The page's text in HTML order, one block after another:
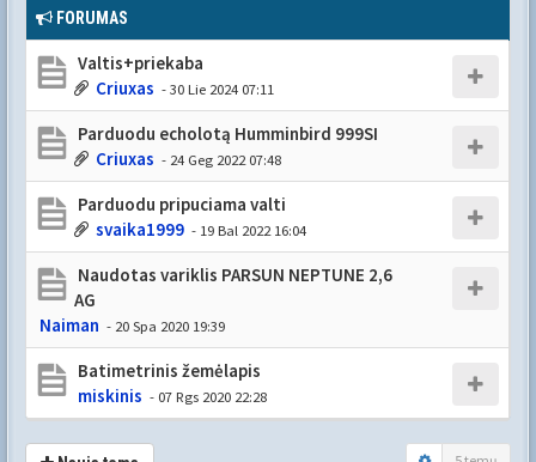
FORUMAS
Valtis+priekaba
Criuxas - 30 Lie 2024 07:11
Parduodu echolotą Humminbird 999SI
Criuxas - 24 Geg 2022 07:48
Parduodu pripuciama valti
svaika1999 - 19 Bal 2022 16:04
Naudotas variklis PARSUN NEPTUNE 2,6
AG
Naiman - 20 Spa 2020 19:39
Batimetrinis žemėlapis
miskinis - 07 Rgs 2020 22:28